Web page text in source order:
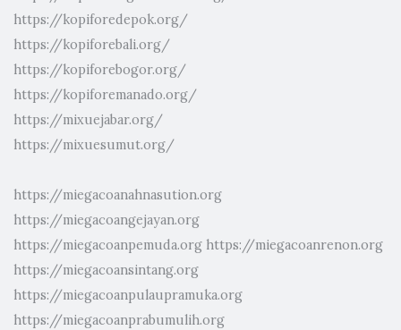
https://kopiforedepok.org/
https://kopiforebali.org/
https://kopiforebogor.org/
https://kopiforemanado.org/
https://mixuejabar.org/
https://mixuesumut.org/
https://miegacoanahnasution.org
https://miegacoangejayan.org
https://miegacoanpemuda.org https://miegacoanrenon.org
https://miegacoansintang.org
https://miegacoanpulaupramuka.org
https://miegacoanprabumulih.org